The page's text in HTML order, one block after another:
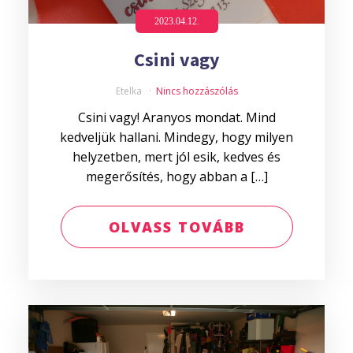
2023.04.12.
Csini vagy
Etelka Nincs hozzászólás
Csini vagy! Aranyos mondat. Mind
kedveljük hallani. Mindegy, hogy milyen
helyzetben, mert jól esik, kedves és
megerősítés, hogy abban a […]
OLVASS TOVÁBB